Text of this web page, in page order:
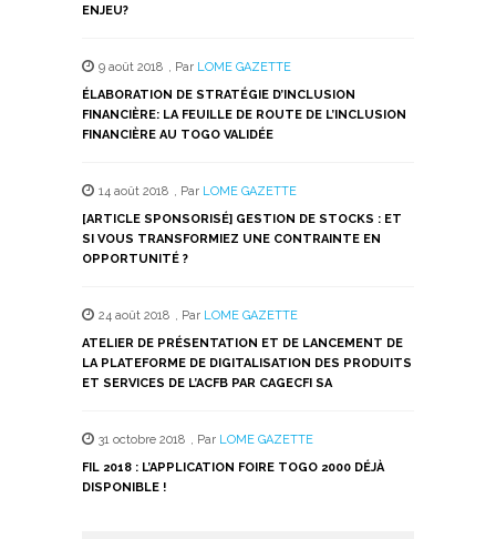
ENJEU?
9 août 2018 , Par LOME GAZETTE
ÉLABORATION DE STRATÉGIE D’INCLUSION
FINANCIÈRE: LA FEUILLE DE ROUTE DE L’INCLUSION
FINANCIÈRE AU TOGO VALIDÉE
14 août 2018 , Par LOME GAZETTE
[ARTICLE SPONSORISÉ] GESTION DE STOCKS : ET
SI VOUS TRANSFORMIEZ UNE CONTRAINTE EN
OPPORTUNITÉ ?
24 août 2018 , Par LOME GAZETTE
ATELIER DE PRÉSENTATION ET DE LANCEMENT DE
LA PLATEFORME DE DIGITALISATION DES PRODUITS
ET SERVICES DE L’ACFB PAR CAGECFI SA
31 octobre 2018 , Par LOME GAZETTE
FIL 2018 : L’APPLICATION FOIRE TOGO 2000 DÉJÀ
DISPONIBLE !